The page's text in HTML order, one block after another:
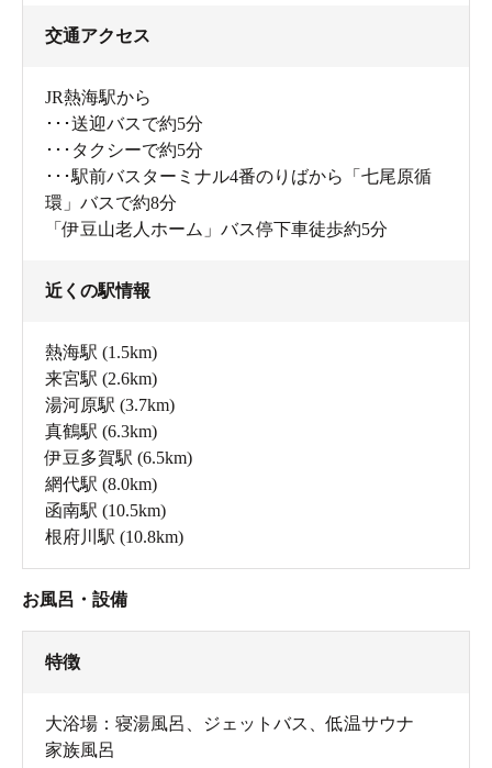
交通アクセス
JR熱海駅から
･･･送迎バスで約5分
･･･タクシーで約5分
･･･駅前バスターミナル4番のりばから「七尾原循
環」バスで約8分
「伊豆山老人ホーム」バス停下車徒歩約5分
近くの駅情報
熱海駅 (1.5km)
来宮駅 (2.6km)
湯河原駅 (3.7km)
真鶴駅 (6.3km)
伊豆多賀駅 (6.5km)
網代駅 (8.0km)
函南駅 (10.5km)
根府川駅 (10.8km)
お風呂・設備
特徴
大浴場：寝湯風呂、ジェットバス、低温サウナ
家族風呂